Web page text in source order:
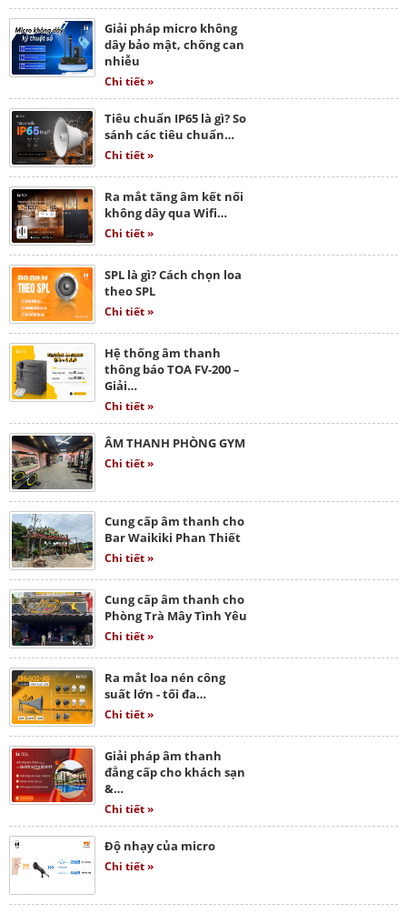
Giải pháp micro không
dây bảo mật, chống can
nhiễu
Chi tiết »
Tiêu chuẩn IP65 là gì? So
sánh các tiêu chuẩn…
Chi tiết »
Ra mắt tăng âm kết nối
không dây qua Wifi…
Chi tiết »
SPL là gì? Cách chọn loa
theo SPL
Chi tiết »
Hệ thống âm thanh
thông báo TOA FV-200 –
Giải…
Chi tiết »
ÂM THANH PHÒNG GYM
Chi tiết »
Cung cấp âm thanh cho
Bar Waikiki Phan Thiết
Chi tiết »
Cung cấp âm thanh cho
Phòng Trà Mây Tình Yêu
Chi tiết »
Ra mắt loa nén công
suất lớn - tối đa…
Chi tiết »
Giải pháp âm thanh
đẳng cấp cho khách sạn
&…
Chi tiết »
Độ nhạy của micro
Chi tiết »